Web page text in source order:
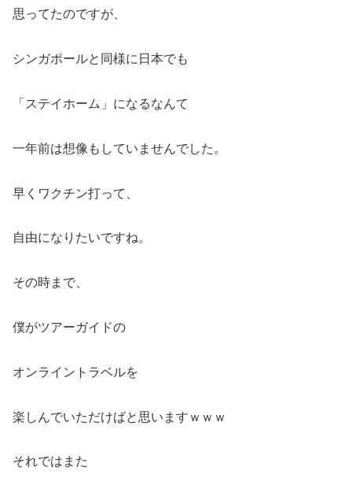
思ってたのですが、
シンガポールと同様に日本でも
「ステイホーム」になるなんて
一年前は想像もしていませんでした。
早くワクチン打って、
自由になりたいですね。
その時まで、
僕がツアーガイドの
オンライントラベルを
楽しんでいただけばと思いますｗｗｗ
それではまた